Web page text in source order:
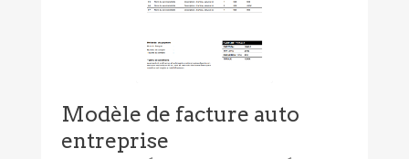
Modèle de facture auto
entreprise